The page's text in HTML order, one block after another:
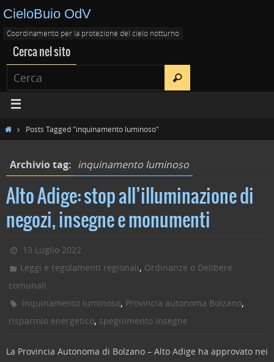
CieloBuio OdV
Coordinamento per la protezione del cielo notturno
Cerca nel sito
Posts Tagged "inquinamento luminoso"
Archivio tag: inquinamento luminoso
Alto Adige: stop all’illuminazione di
negozi, insegne e monumenti
13 Luglio 2022
Leggi e regolamenti regionali, Ordinanze o Delibere
comunali
inquinamento luminoso, Provincia autonoma Bolzano,
risparmio energetico, spegnimento insegne
La Provincia Autonoma di Bolzano – Alto Adige ha approvato nei